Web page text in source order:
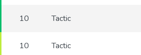
10 Tactic
10 Tactic